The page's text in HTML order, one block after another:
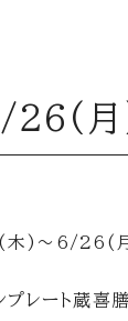
月)
木)～6/26(月
レート蔵